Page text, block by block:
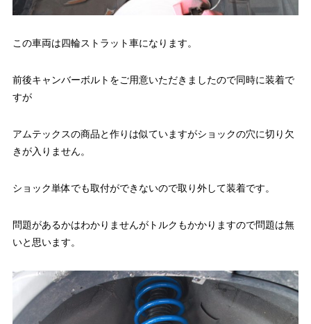
この車両は四輪ストラット車になります。
前後キャンバーボルトをご用意いただきましたので同時に装着で
すが
アムテックスの商品と作りは似ていますがショックの穴に切り欠
きが入りません。
ショック単体でも取付ができないので取り外して装着です。
問題があるかはわかりませんがトルクもかかりますので問題は無
いと思います。